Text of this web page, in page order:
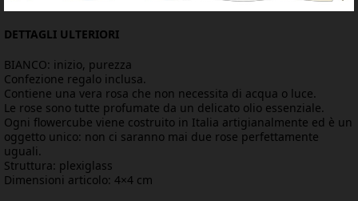
DETTAGLI ULTERIORI
BIANCO: inizio, purezza
Confezione regalo inclusa.
Contiene una vera rosa che non necessita di acqua o luce.
Le rose sono tutte profumate da un delicato olio essenziale.
Ogni flowercube viene costruito in Italia artigianalmente ed è un
oggetto unico: non ci saranno mai due rose perfettamente
uguali.
Struttura: plexiglass
Dimensioni articolo: 4×4 cm